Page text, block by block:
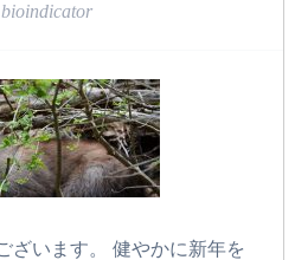
bioindicator
ざいます。 健やかに新年を